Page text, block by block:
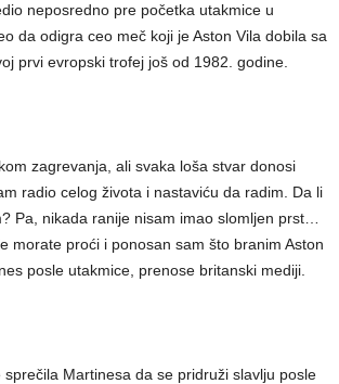
neposredno pre početka utakmice u
da odigra ceo meč koji je Aston Vila dobila sa
prvi evropski trofej još od 1982. godine.
zagrevanja, ali svaka loša stvar donosi
radio celog života i nastaviću da radim. Da li
Pa, nikada ranije nisam imao slomljen prst…
morate proći i ponosan sam što branim Aston
posle utakmice, prenose britanski mediji.
sprečila Martinesa da se pridruži slavlju posle